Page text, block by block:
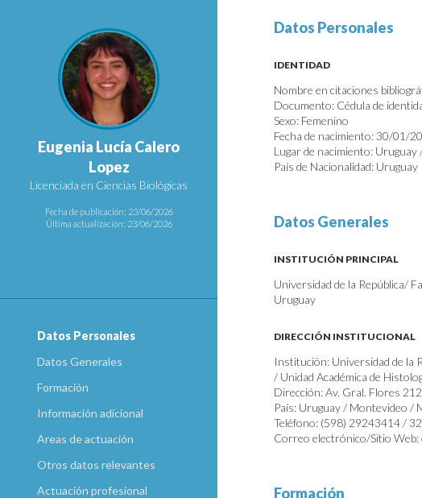
Eugenia Lucía Calero
Lopez
Licenciada en Ciencias Biológicas
Fecha de publicación: 23/06/2026
Última actualización: 23/06/2026
Datos Personales
Datos Generales
Formación
Información adicional
Areas de actuación
Otros datos relevantes
Actuación profesional
Datos Personales
IDENTIDAD
Nombre en citaciones
Documento: Cédula de
Sexo: Femenino
Fecha de nacimiento: 30/01/
Lugar de nacimiento:
País de Nacionalidad: Uruguay
Datos Generales
INSTITUCIÓN PRINCIPAL
Universidad de la República/
Uruguay
DIRECCIÓN INSTITUCIONAL
Institución: Universidad de la
/ Unidad Académica de
Dirección: Av. Gral. Flores
País: Uruguay / Montevideo /
Teléfono: (598) 29243414 /
Correo electrónico/Sitio Web:
Formación